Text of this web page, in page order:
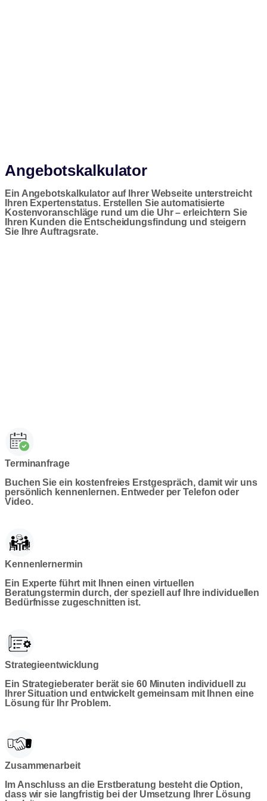
Angebotskalkulator
Ein Angebotskalkulator auf Ihrer Webseite unterstreicht
Ihren Expertenstatus. Erstellen Sie automatisierte
Kostenvoranschläge rund um die Uhr – erleichtern Sie
Ihren Kunden die Entscheidungsfindung und steigern
Sie Ihre Auftragsrate.
Terminanfrage
Buchen Sie ein kostenfreies Erstgespräch, damit wir uns
persönlich kennenlernen. Entweder per Telefon oder
Video.
Kennenlernermin
Ein Experte führt mit Ihnen einen virtuellen
Beratungstermin durch, der speziell auf Ihre individuellen
Bedürfnisse zugeschnitten ist.
Strategieentwicklung
Ein Strategieberater berät sie 60 Minuten individuell zu
Ihrer Situation und entwickelt gemeinsam mit Ihnen eine
Lösung für Ihr Problem.
Zusammenarbeit
Im Anschluss an die Erstberatung besteht die Option,
dass wir sie langfristig bei der Umsetzung Ihrer Lösung